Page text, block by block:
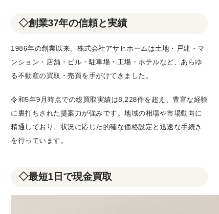
◇創業37年の信頼と実績
1986年の創業以来、株式会社アサヒホームは土地・戸建・マ
ンション・店舗・ビル・駐車場・工場・ホテルなど、あらゆ
る不動産の買取・売買を手がけてきました。
令和5年9月時点での総買取実績は8,228件を超え、豊富な経験
に裏打ちされた提案力が強みです。地域の相場や市場動向に
精通しており、状況に応じた的確な価格設定と迅速な手続き
を行っています。
◇最短1日で現金買取